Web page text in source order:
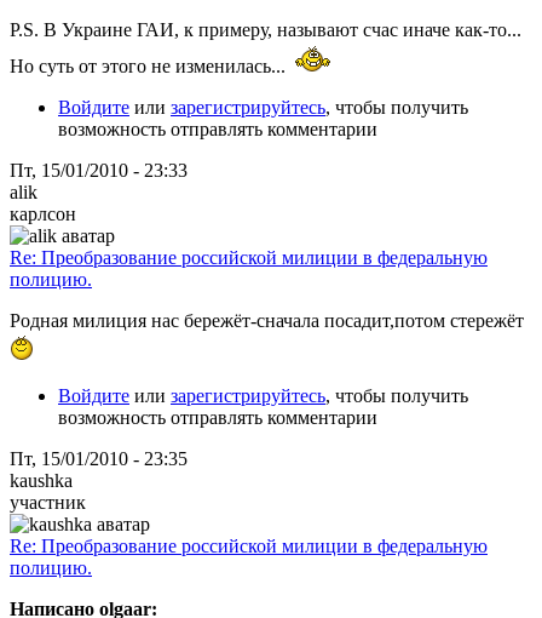
P.S. В Украине ГАИ, к примеру, называют счас иначе как-то...
Но суть от этого не изменилась...
Войдите или зарегистрируйтесь, чтобы получить
возможность отправлять комментарии
Пт, 15/01/2010 - 23:33
alik
карлсон
Re: Преобразование российской милиции в федеральную
полицию.
Родная милиция нас бережёт-сначала посадит,потом стережёт
Войдите или зарегистрируйтесь, чтобы получить
возможность отправлять комментарии
Пт, 15/01/2010 - 23:35
kaushka
участник
Re: Преобразование российской милиции в федеральную
полицию.
Написано olgaar: